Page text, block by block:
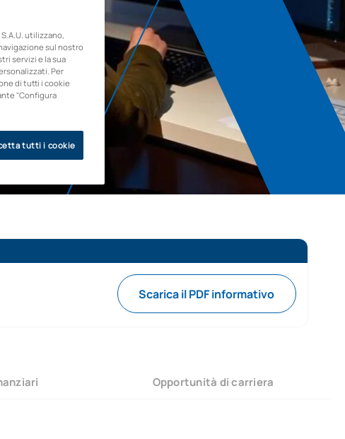
Scarica il PDF informativo
Opportunità di carriera
S.A.U. utilizzano,
sul nostro
servizi e la sua
Per
di tutti i cookie
"Configura
tutti i cookie